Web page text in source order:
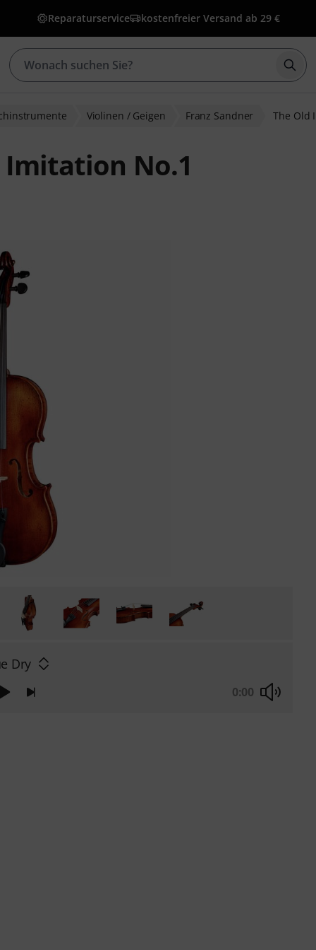
Reparaturservice kostenfreier Versand ab 29 €
Violinen / Geigen Franz Sandner The Old
Imitation No.1
Dry
0:00